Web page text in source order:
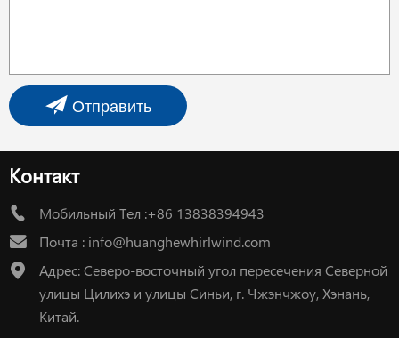
Отправить
Контакт
Мобильный Тел :+86 13838394943
Почта : info@huanghewhirlwind.com
Адрес: Северо-восточный угол пересечения Северной
улицы Цилихэ и улицы Синьи, г. Чжэнчжоу, Хэнань,
Китай.